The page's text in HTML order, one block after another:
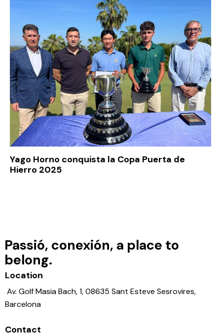
Yago Horno conquista la Copa Puerta de
Hierro 2025
Passió, conexión, a place to
belong.
Location
Av. Golf Masia Bach, 1, 08635 Sant Esteve Sesrovires,
Barcelona
Contact